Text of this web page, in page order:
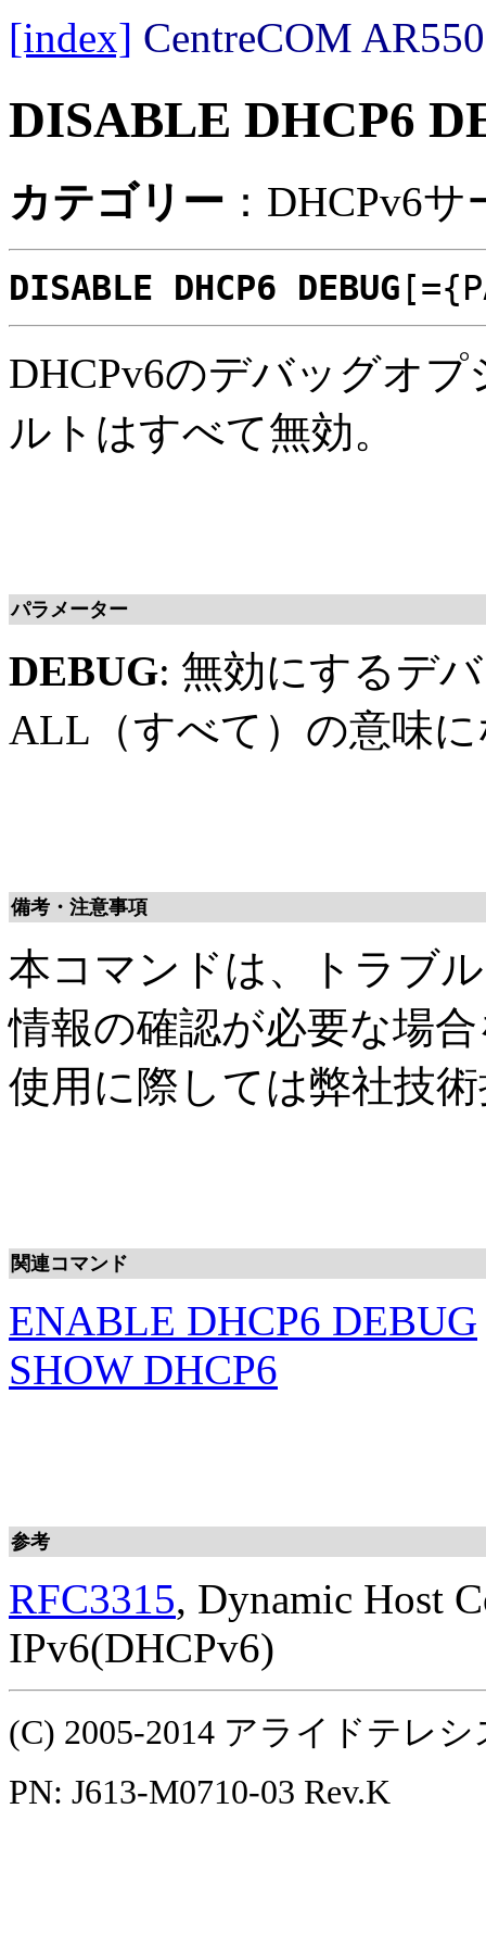
[index] CentreCOM
DISABLE DHCP6
カテゴリー ：DHCPv6
DISABLE DHCP6 DEBUG
DHCPv6のデバッグオ
ルトはすべて無効。
パラメーター
DEBUG: 無効にするデ
ALL（すべて）の意味
備考・注意事項
本コマンドは、トラブ
情報の確認が必要な場
使用に際しては弊社技
関連コマンド
ENABLE DHCP6 DEBUG
SHOW DHCP6
参考
RFC3315, Dynamic Host
IPv6(DHCPv6)
(C) 2005-2014 アライドテレ
PN: J613-M0710-03 Rev.K